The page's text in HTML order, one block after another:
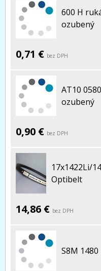
600 H
ozubený
0,71 € bez DPH
AT10
ozubený
0,90 € bez DPH
17x1422Li/
Optibelt
14,86 € bez DPH
S8M